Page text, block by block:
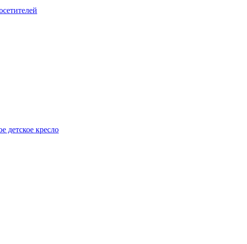
детское кресло